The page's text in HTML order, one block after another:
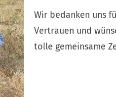
Wir bedanken uns
Vertrauen und
tolle gemeinsame